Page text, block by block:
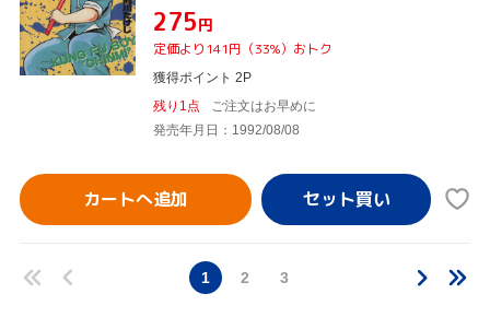
¥275円
定価より141円（33%）おトク
獲得ポイント 2P
残り1点
ご注文はお早めに
発売年月日：1992/08/08
カートへ追加
1 2 3